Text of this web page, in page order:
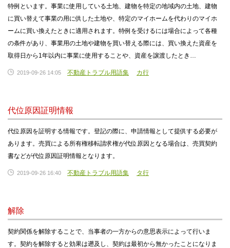
特例といます。事業に使用している土地、建物を特定の地域内の土地、建物
に買い替えて事業の用に供した土地や、特定のマイホームを代わりのマイホ
ームに買い換えたときに適用されます。特例を受けるには場合によって各種
の条件があり、事業用の土地や建物を買い替える際には、買い換えた資産を
取得日から1年以内に事業に使用することや、資産を譲渡したとき…
2019-09-26 14:05 不動産トラブル用語集 カ行
代位原因証明情報
代位原因を証明する情報です。登記の際に、申請情報として提供する必要が
あります。売買による所有権移転請求権が代位原因となる場合は、売買契約
書などが代位原因証明情報となります。
2019-09-26 16:40 不動産トラブル用語集 タ行
解除
契約関係を解除することで、当事者の一方からの意思表示によって行いま
す。契約を解除すると効果は遡及し、契約は最初から無かったことになりま